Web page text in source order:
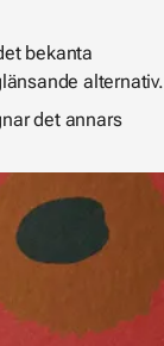
bekanta
alternativ.
det annars